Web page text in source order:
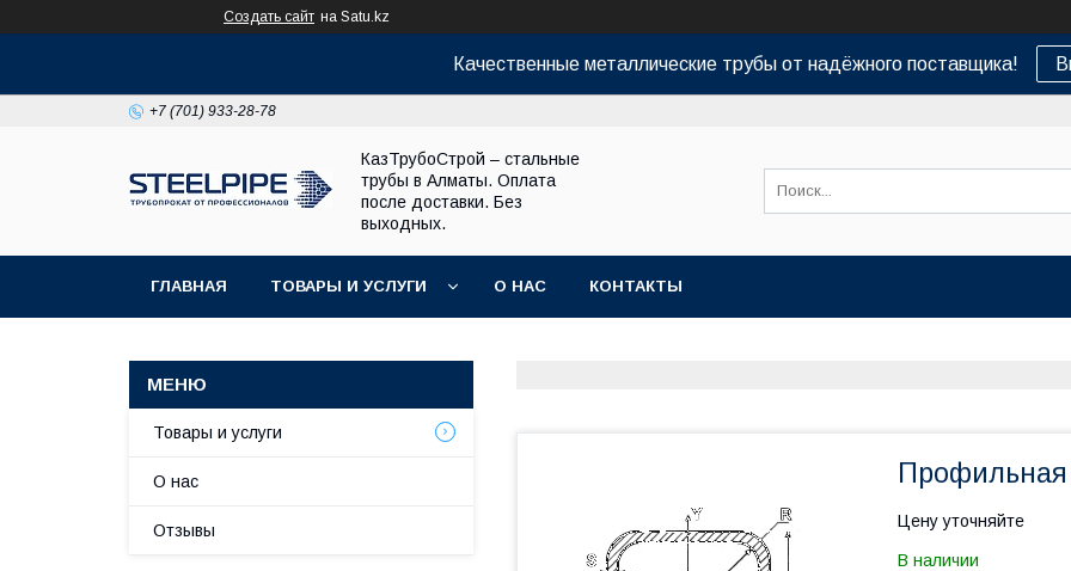
Создать сайт на Satu.kz
Качественные металлические трубы от надёжного поставщика!
+7 (701) 933-28-78
КазТрубоСтрой – стальные
трубы в Алматы. Оплата
после доставки. Без
выходных.
ГЛАВНАЯ ТОВАРЫ И УСЛУГИ О НАС КОНТАКТЫ
Профильная
Цену уточняйте
В наличии
Товары и услуги
О нас
Отзывы